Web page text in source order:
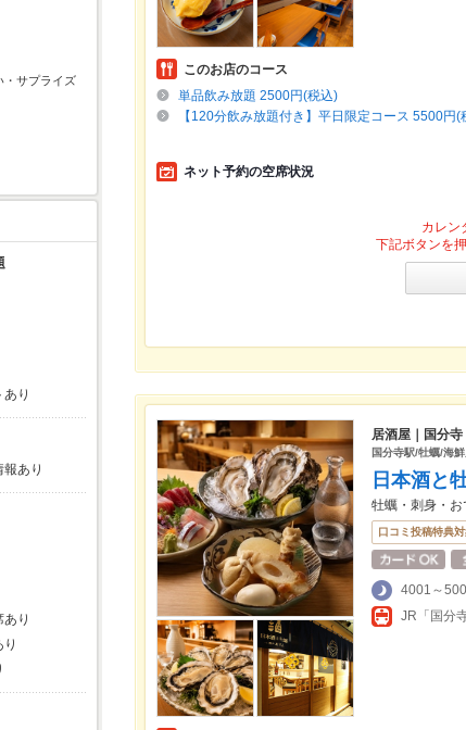
・サプライズ
り
あり
り
このお店のコース
単品飲み放題 2500円(税込)
【120分飲み放題付き】平日限定コース 5500円(
ネット予約の空席状況
カレン
下記ボタンを
居酒屋｜国分寺
国分寺駅/牡蠣/海
日本酒と
牡蠣・刺身・
口コミ投稿特典
4001～
JR「国分